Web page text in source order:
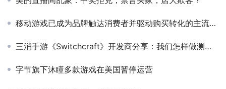
移动游戏已成为品牌触达消费者并驱动购买转化的主流渠道——Axon by AppLovin与Kantar联合发布最新研究报告
三消手游《Switchcraft》开发商分享：我们怎样做测试发布？
字节旗下沐瞳多款游戏在美国暂停运营